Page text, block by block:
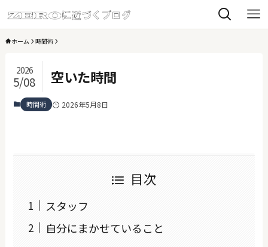
ホーム 時間術
空いた時間
2026
5/08
時間術 2026年5月8日
目次
スタッフ
自分にまかせていること